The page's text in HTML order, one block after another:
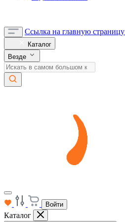
Ссылка на главную страницу
Каталог
Везде
Войти
Каталог